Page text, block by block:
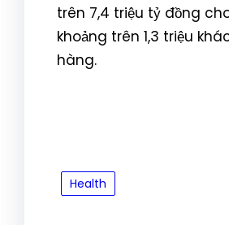
trên 7,4 triệu tỷ đồng
khoảng trên 1,3 triệu
hàng.
Health